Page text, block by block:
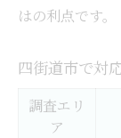
はの利点です。
四街道市で対
調査エリ
ア